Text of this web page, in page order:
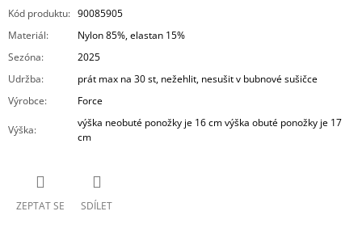
Kód produktu: 90085905
Materiál:
Nylon 85%, elastan 15%
Sezóna:
2025
Udržba:
prát max na 30 st, nežehlit, nesušit v bubnové sušičce
Výrobce: Force
Výška:
výška neobuté ponožky je 16 cm výška obuté ponožky je 17
cm
ZEPTAT SE SDÍLET